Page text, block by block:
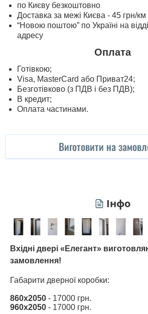
по Києву безкоштовно
Доставка за межі Києва - 45 грн/
“Новою поштою” по Україні на
адресу
Оплата
Готівкою;
Visa, MasterСard або Приват24;
Безготівково (з ПДВ і без ПДВ);
В кредит;
Оплата частинами.
Виготовити на
Інфо
Вхідні двері «Елегант»
замовлення!
Габарити дверної коробки:
860х2050 - 17000 грн.
960х2050 - 17000 грн.